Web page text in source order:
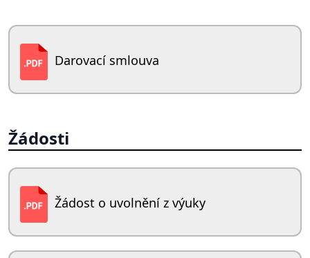
Darovací smlouva
Žádosti
Žádost o uvolnění z výuky